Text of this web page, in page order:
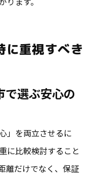
に重視すべき
で選ぶ安心の
」を両立させるに
に比較検討すること
離だけでなく、保証